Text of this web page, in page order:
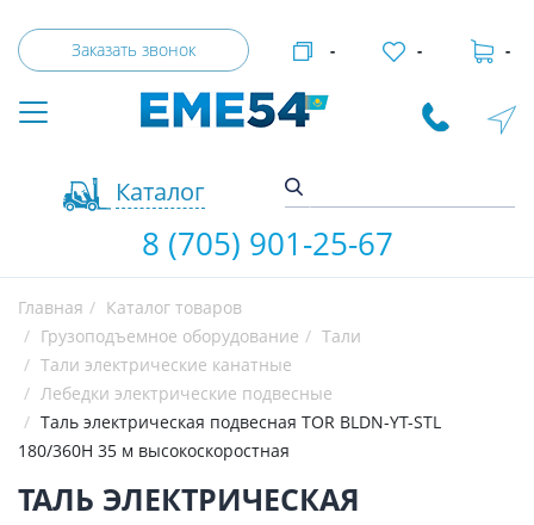
Заказать звонок
Каталог
- - -
8 (705) 901-25-67
Главная
Каталог товаров
Грузоподъемное оборудование
Тали
Тали электрические канатные
Лебедки электрические подвесные
Таль электрическая подвесная TOR BLDN-YT-STL
180/360H 35 м высокоскоростная
ТАЛЬ ЭЛЕКТРИЧЕСКАЯ